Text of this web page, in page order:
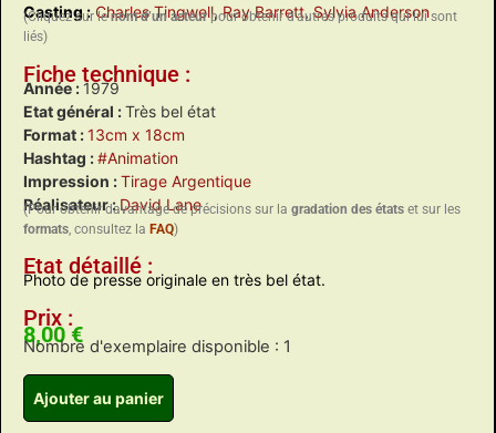
Casting : Charles Tingwell,Ray Barrett,Sylvia Anderson
(Cliquez sur lenom d’un acteurpour obtenir d’autres produits qui lui sont
liés)
Fiche technique :
Année : 1979
Etat général :Très bel état
Format :13cm x 18cm
Hashtag :#Animation
Impression :Tirage Argentique
Réalisateur :David Lane
(Pour obtenir davantage de précisions sur la gradation des états et sur les
formats , consultez la FAQ)
Etat détaillé :
Photo de presse originale en très bel état.
Prix :
8,00 €
Nombre d'exemplaire disponible : 1
Ajouter au panier